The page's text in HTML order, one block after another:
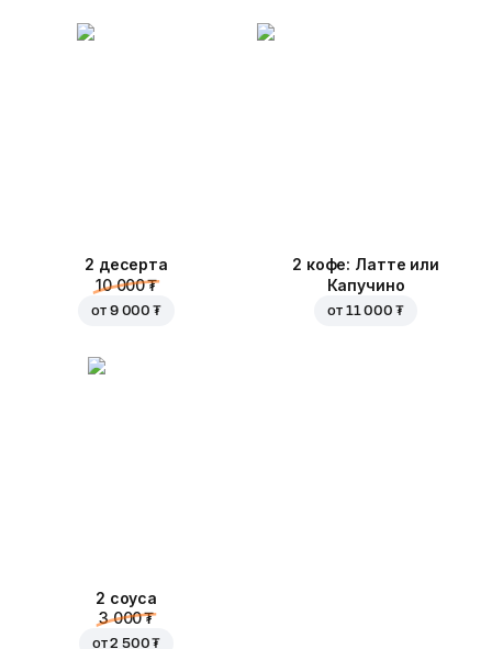
2 десерта
10 000 ₮
от 9 000 ₮
2 кофе: Латте или
Капучино
от 11 000 ₮
2 соуса
3 000 ₮
от2 500 ₮